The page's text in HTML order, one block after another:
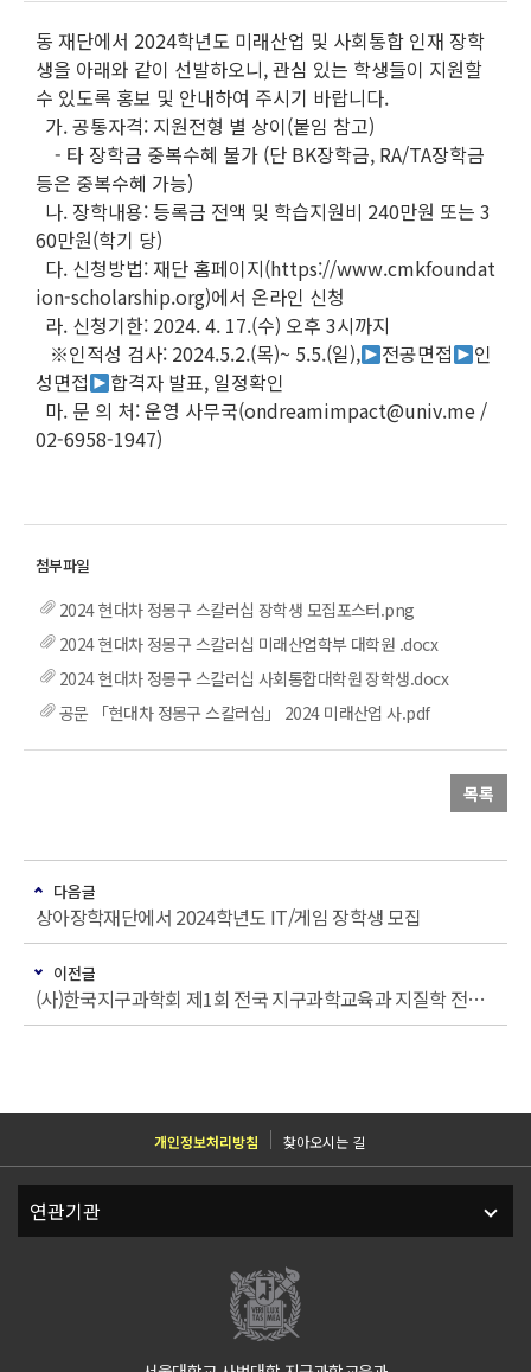
동 재단에서 2024학년도 미래산업 및 사회통합 인재 장학
생을 아래와 같이 선발하오니, 관심 있는 학생들이 지원할
수 있도록 홍보 및 안내하여 주시기 바랍니다.
가. 공통자격: 지원전형 별 상이(붙임 참고)
- 타 장학금 중복수혜 불가 (단 BK장학금, RA/TA장학금
등은 중복수혜 가능)
나. 장학내용: 등록금 전액 및 학습지원비 240만원 또는 3
60만원(학기 당)
다. 신청방법: 재단 홈페이지(https://www.cmkfoundat
ion-scholarship.org)에서 온라인 신청
라. 신청기한: 2024. 4. 17.(수) 오후 3시까지
※인적성 검사: 2024.5.2.(목)~ 5.5.(일),
전공면접
인
성면접
합격자 발표, 일정확인
마. 문 의 처: 운영 사무국(ondreamimpact@univ.me /
02-6958-1947)
2024 현대차 정몽구 스칼러십 장학생 모집포스터.png
2024 현대차 정몽구 스칼러십 미래산업학부 대학원 .docx
2024 현대차 정몽구 스칼러십 사회통합대학원 장학생.docx
공문 「현대차 정몽구 스칼러십」 2024 미래산업 사.pdf
목록
다음글
상아장학재단에서 2024학년도 IT/게임 장학생 모집
이전글
(사)한국지구과학회 제1회 전국 지구과학교육과 지질학 전공 야외답사 신청안내
개인정보처리방침 찾아오시는 길